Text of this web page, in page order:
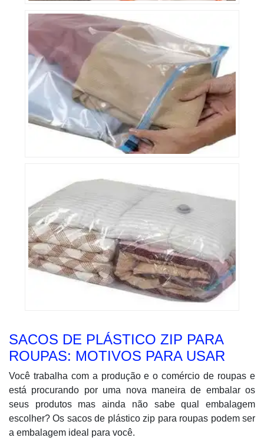
SACOS DE PLÁSTICO ZIP PARA
ROUPAS: MOTIVOS PARA USAR
Você trabalha com a produção e o comércio de roupas e
está procurando por uma nova maneira de embalar os
seus produtos mas ainda não sabe qual embalagem
escolher? Os sacos de plástico zip para roupas podem ser
a embalagem ideal para você.